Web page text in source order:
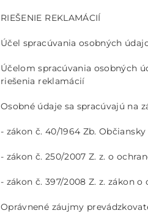
RIEŠENIE REKLAMÁCIÍ
Účel spracúvania osobných
Účelom spracúvania osobných
riešenia reklamácií
Osobné údaje sa spracúvajú na
- zákon č. 40/1964 Zb.
- zákon č. 250/2007 Z. z. o
- zákon č. 397/2008 Z. z. zákon
Oprávnené záujmy